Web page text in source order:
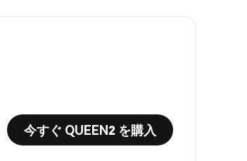
今すぐ QUEEN2 を購入